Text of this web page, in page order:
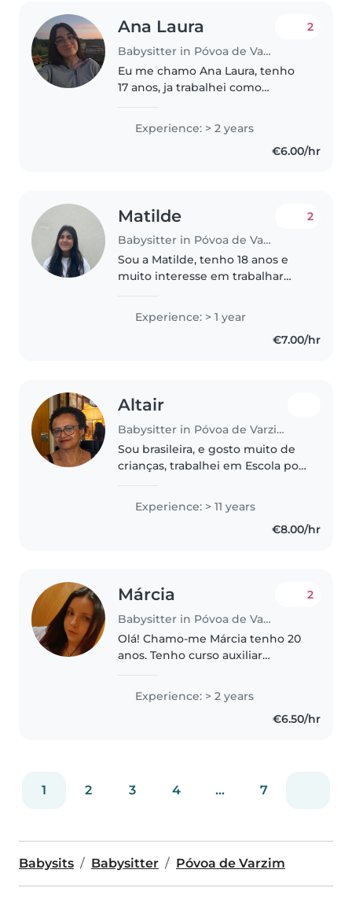
Ana Laura
Babysitter in Póvoa de Varzim
2
Eu me chamo Ana Laura, tenho
17 anos, ja trabalhei como
mesmo tempo, tenho
experiência com bebês dos 3
Experience: > 2 years
€6.00/hr
Matilde
Babysitter in Póvoa de Varzim
2
Sou a Matilde, tenho 18 anos e
muito interesse em trabalhar
pretendo tirar educação básica,
curso esse que me permitirá ser
Experience: > 1 year
€7.00/hr
Altair
Babysitter in Póvoa de Varzim
Sou brasileira, e gosto muito de
crianças, trabalhei em Escola por
cuidar, gosto de ler e contar
histórias.
Experience: > 11 years
€8.00/hr
Márcia
Babysitter in Póvoa de Varzim
2
Olá! Chamo-me Márcia tenho 20
anos. Tenho curso auxiliar
montessori avançado. Sou recém
mamã Possuo experiência em
Experience: > 2 years
€6.50/hr
1 2 3 4 ... 7
Babysits Babysitter Póvoa de Varzim